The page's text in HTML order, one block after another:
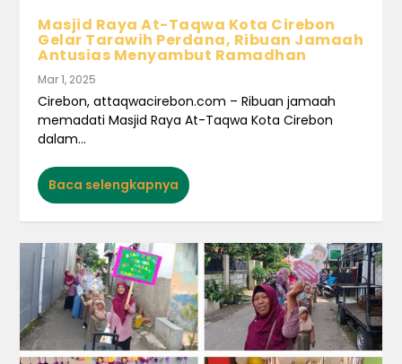
Masjid Raya At-Taqwa Kota Cirebon
Gelar Tarawih Perdana, Ribuan Jamaah
Antusias Menyambut Ramadhan
Mar 1, 2025
Cirebon, attaqwacirebon.com – Ribuan jamaah
memadati Masjid Raya At-Taqwa Kota Cirebon
dalam...
Baca selengkapnya